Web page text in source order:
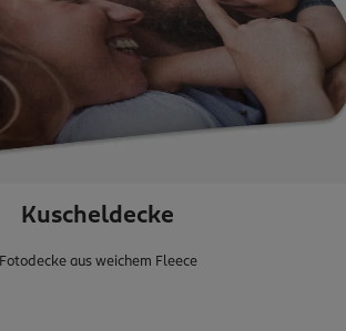
Kuscheldecke
Fotodecke aus weichem Fleece